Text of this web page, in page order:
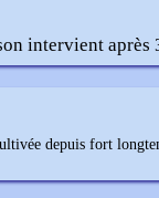
intervient après
depuis fort